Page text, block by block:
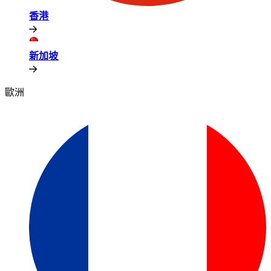
香港​​
新加坡​​
歐洲​​